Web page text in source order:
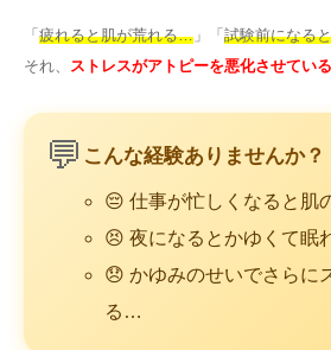
「疲れると肌が荒れる… 」「試験前になる
それ、
ストレスがアトピーを悪化させてい
💬 こんな経験ありませんか？
😔 仕事が忙しくなると肌
😣 夜になるとかゆくて眠
😞 かゆみのせいでさらに
る…